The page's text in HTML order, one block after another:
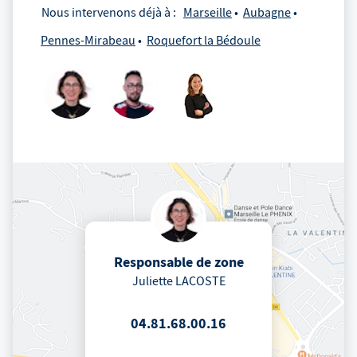
Nous intervenons déjà à : Marseille
Aubagne
Pennes-Mirabeau
Roquefort la Bédoule
Responsable de zone
Juliette LACOSTE
04.81.68.00.16